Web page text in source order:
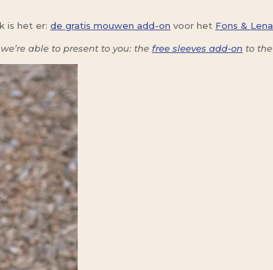
is het er: de gratis mouwen add-on voor het Fons & Lena
able to present to you: the free sleeves add-on to the